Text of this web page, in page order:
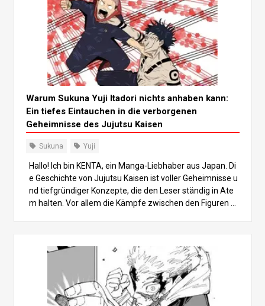
Warum Sukuna Yuji Itadori nichts anhaben kann:
Ein tiefes Eintauchen in die verborgenen
Geheimnisse des Jujutsu Kaisen
Sukuna Yuji
Hallo! Ich bin KENTA, ein Manga-Liebhaber aus Japan. Di
e Geschichte von Jujutsu Kaisen ist voller Geheimnisse u
nd tiefgründiger Konzepte, die den Leser ständig in Ate
m halten. Vor allem die Kämpfe zwischen den Figuren e
n diesem Beitrag werden wir uns auf ein bestimmtes Th
ema konzentrieren, das besonders hervorsticht: “Warum
Sukuna Yuji Itadori nicht berühren kann”. Wir werden die
Beziehung zwischen Yuji und Sukuna untersuchen und v
ersuchen, die Gründe dafür zu finden, warum Sukuna de